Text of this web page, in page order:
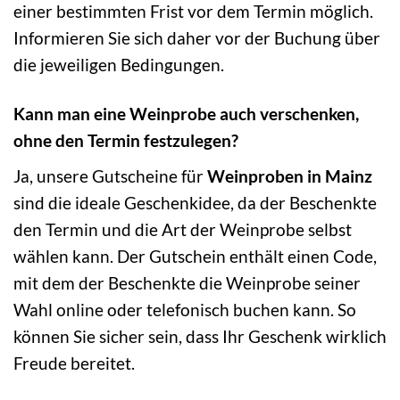
einer bestimmten Frist vor dem Termin möglich.
Informieren Sie sich daher vor der Buchung über
die jeweiligen Bedingungen.
Kann man eine Weinprobe auch verschenken,
ohne den Termin festzulegen?
Ja, unsere Gutscheine fürWeinproben in Mainz
sind die ideale Geschenkidee, da der Beschenkte
den Termin und die Art der Weinprobe selbst
wählen kann. Der Gutschein enthält einen Code,
mit dem der Beschenkte die Weinprobe seiner
Wahl online oder telefonisch buchen kann. So
können Sie sicher sein, dass Ihr Geschenk wirklich
Freude bereitet.